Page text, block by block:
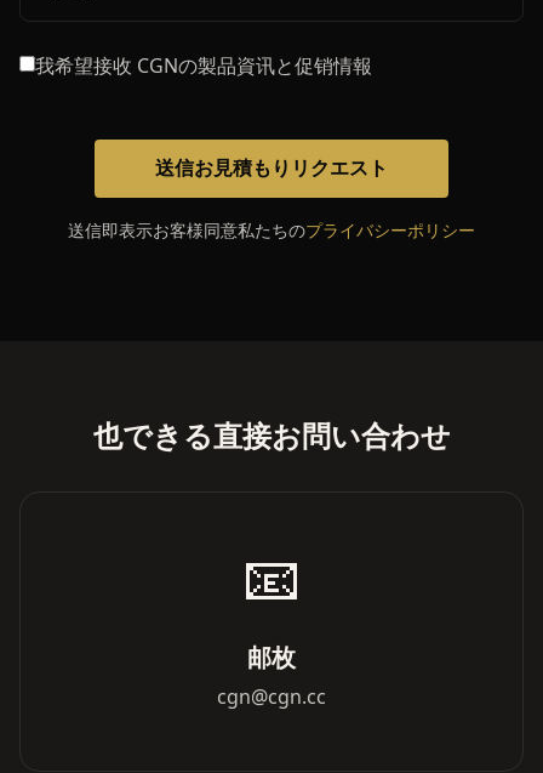
我希望接收 CGNの製品資讯と促销情報
送信お見積もりリクエスト
送信即表示お客様同意私たちのプライバシーポリシー
也できる直接お問い合わせ
📧
邮枚
cgn@cgn.cc